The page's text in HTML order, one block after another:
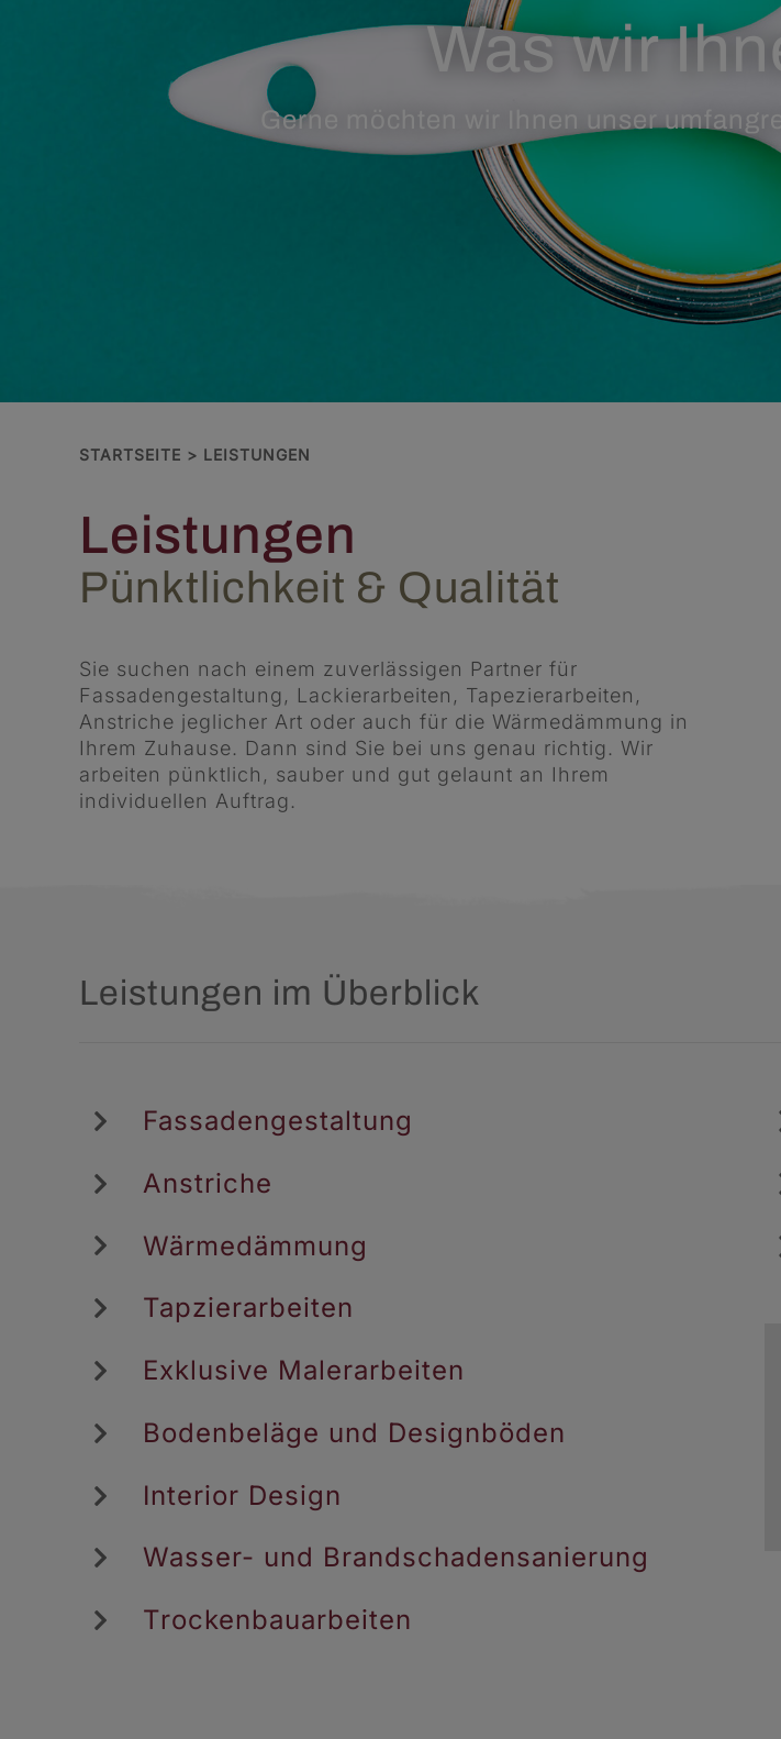
Was wir
Gerne möchten wir Ihnen unser
STARTSEITE LEISTUNGEN
Leistungen
Pünktlichkeit & Qualität
Sie suchen nach einem zuverlässigen Partner für
Fassadengestaltung, Lackierarbeiten, Tapezierarbeiten,
Anstriche jeglicher Art oder auch für die Wärmedämmung in
Ihrem Zuhause. Dann sind Sie bei uns genau richtig. Wir
arbeiten pünktlich, sauber und gut gelaunt an Ihrem
individuellen Auftrag.
Leistungen im Überblick
Fassadengestaltung
Anstriche
Wärmedämmung
Tapzierarbeiten
Exklusive Malerarbeiten
Bodenbeläge und Designböden
Interior Design
Wasser- und Brandschadensanierung
Trockenbauarbeiten